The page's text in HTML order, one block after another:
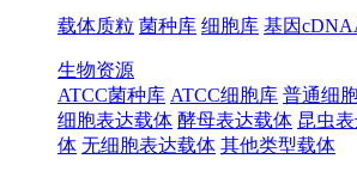
载体质粒 菌种库 细胞库 基因cDNA
生物资源
ATCC菌种库 ATCC细胞库 普通细
细胞表达载体 酵母表达载体 昆虫
体 无细胞表达载体 其他类型载体